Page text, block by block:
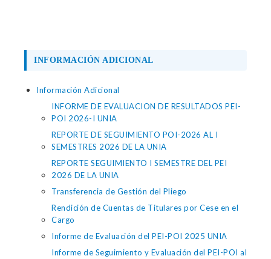
INFORMACIÓN ADICIONAL
Información Adicional
INFORME DE EVALUACION DE RESULTADOS PEI-
POI 2026-I UNIA
REPORTE DE SEGUIMIENTO POI-2026 AL I
SEMESTRES 2026 DE LA UNIA
REPORTE SEGUIMIENTO I SEMESTRE DEL PEI
2026 DE LA UNIA
Transferencia de Gestión del Pliego
Rendición de Cuentas de Titulares por Cese en el
Cargo
Informe de Evaluación del PEI-POI 2025 UNIA
Informe de Seguimiento y Evaluación del PEI-POI al